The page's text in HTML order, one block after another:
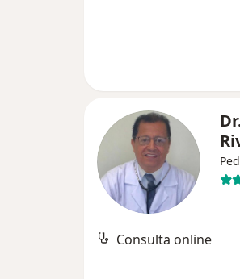
Consulta online